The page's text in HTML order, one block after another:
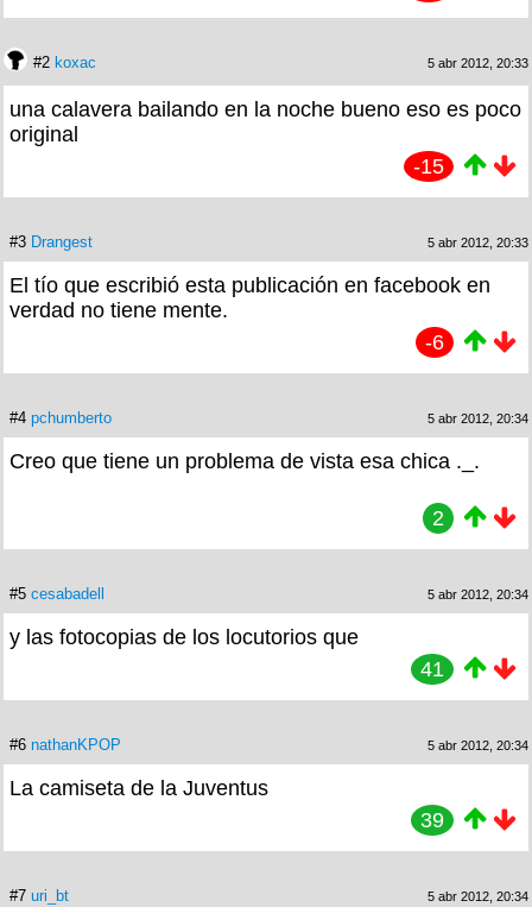
#2 koxac 5 abr 2012, 20:33
una calavera bailando en la noche bueno eso es poco
original
-15
#3 Drangest 5 abr 2012, 20:33
El tío que escribió esta publicación en facebook en
verdad no tiene mente.
-6
#4 pchumberto 5 abr 2012, 20:34
Creo que tiene un problema de vista esa chica ._.
2
#5 cesabadell 5 abr 2012, 20:34
y las fotocopias de los locutorios que
41
#6 nathanKPOP 5 abr 2012, 20:34
La camiseta de la Juventus
39
#7 uri_bt 5 abr 2012, 20:34